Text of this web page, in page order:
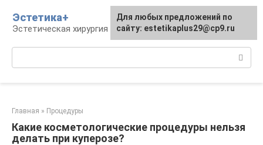
контенту
Эстетика+
Эстетическая хирургия и косметология
Главная » Процедуры
Какие косметологические процедуры нельзя
делать при куперозе?
Для любых предложений по
сайту: estetikaplus29@cp9.ru